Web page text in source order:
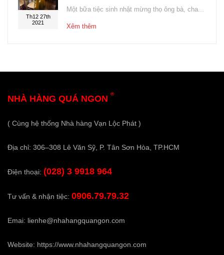
Th12 27th
2021
Một bữa tiệc sinh nhật mừng thọ ông bà, cha...
Xêm thêm
NHÀ HÀNG QUÁ NGON ®
( Cùng hệ thống Nhà hàng Vạn Lộc Phát )
Địa chỉ: 306–308 Lê Văn Sỹ, P. Tân Sơn Hòa, TP.HCM
Điện thoại: (028) 3 9918 964
Tư vấn & nhận tiệc: 0906.79.79.32
Emai: lienhe@nhahangquangon.com
Website: https://www.nhahangquangon.com